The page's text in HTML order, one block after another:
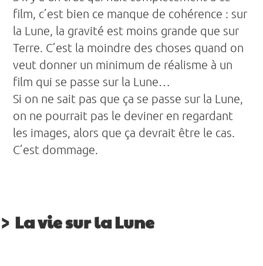
film, c’est bien ce manque de cohérence : sur
la Lune, la gravité est moins grande que sur
Terre. C’est la moindre des choses quand on
veut donner un minimum de réalisme à un
film qui se passe sur la Lune…
Si on ne sait pas que ça se passe sur la Lune,
on ne pourrait pas le deviner en regardant
les images, alors que ça devrait être le cas.
C’est dommage.
La vie sur la Lune